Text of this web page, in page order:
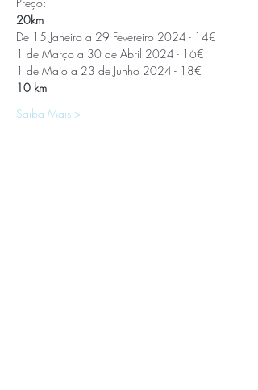
20km
De 15 Janeiro a 29 Fevereiro 2024 - 14€
1 de Março a 30 de Abril 2024 - 16€
1 de Maio a 23 de Junho 2024 - 18€
10 km
Saiba Mais >